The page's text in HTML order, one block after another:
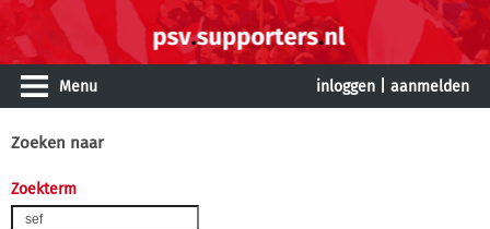
Menu inloggen aanmelden
Zoeken naar
Zoekterm